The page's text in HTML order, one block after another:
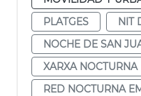
PLATGES
NIT
NOCHE DE SAN
XARXA NOCTURNA
RED NOCTURNA